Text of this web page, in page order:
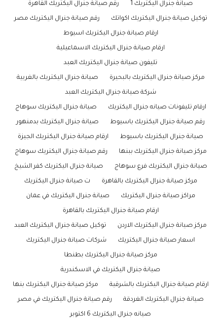
صيانة جنرال اليكتريك 1 رقم صيانة جنرال اليكتريك القاهرة
توكيل صيانة جنرال اليكتريك اكواتك رقم صيانة جنرال اليكتريك مصر
ارقام صيانة جنرال اليكتريك اسيوط
ارقام صيانة جنرال اليكتريك الاسماعيلية
تليفون صيانة جنرال اليكتريك العبد
مركز صيانة جنرال اليكتريك بالبحيرة صيانة جنرال اليكتريك بالغربية
شركة صيانة جنرال اليكتريك العبد
ارقام تليفونات صيانه جنرال اليكتريك صيانة جنرال اليكتريك سوهاج
رقم صيانة جنرال اليكتريك باسيوط صيانة جنرال اليكتريك بدمنهور
صيانة جنرال اليكتريك باسيوط ارقام صيانة جنرال اليكتريك الجيزة
مركز صيانة جنرال اليكتريك ببنها رقم صيانة جنرال اليكتريك سوهاج
صيانة جنرال اليكتريك فرع سوهاج صيانة جنرال اليكتريك كفر الشيخ
مركز صيانة جنرال اليكتريك بالقاهرة ت صيانة جنرال اليكتريك
مراكز صيانة جنرال اليكتريك صيانة جنرال اليكتريك في عمان
ارقام صيانة جنرال اليكتريك بالقاهرة
مركز صيانة جنرال اليكتريك الاردن توكيل صيانة جنرال اليكتريك العبد
اسعار صيانة جنرال اليكتريك شركات صيانة جنرال اليكتريك
مركز صيانة جنرال اليكتريك بطنطا
صيانة جنرال اليكتريك في الاسكندرية
ارقام صيانة جنرال اليكتريك بالشرقية مركز صيانة جنرال اليكتريك بنها
صيانة جنرال اليكتريك الغردقة رقم صيانة جنرال اليكتريك في مصر
صيانه جنرال اليكتريك 6 اكتوبر